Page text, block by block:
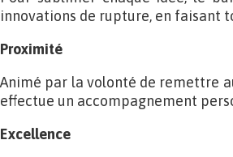
innovations de rupture, en faisant
Proximité
Animé par la volonté de remettre
effectue un accompagnement
Excellence